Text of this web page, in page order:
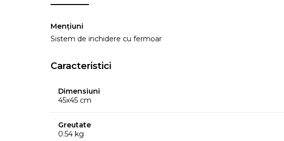
Mențiuni
Sistem de inchidere cu fermoar
Caracteristici
Dimensiuni
45x45 cm
Greutate
0.54 kg